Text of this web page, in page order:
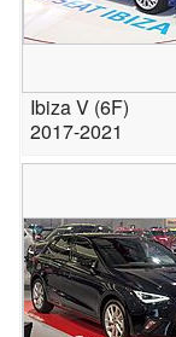
Ibiza V (6F)
2017-2021